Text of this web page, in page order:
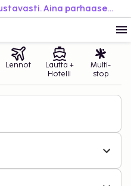
Varaa helposti. Matkusta joustavasti. Aina parhaaseen hintaan.
Lennot
Lautta +
Hotelli
Multi-
stop